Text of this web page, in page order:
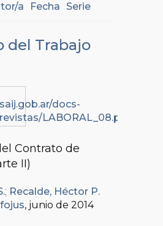
a Fecha Serie
del Trabajo
Contrato de
II)
; Recalde, Héctor P.
, junio de 2014